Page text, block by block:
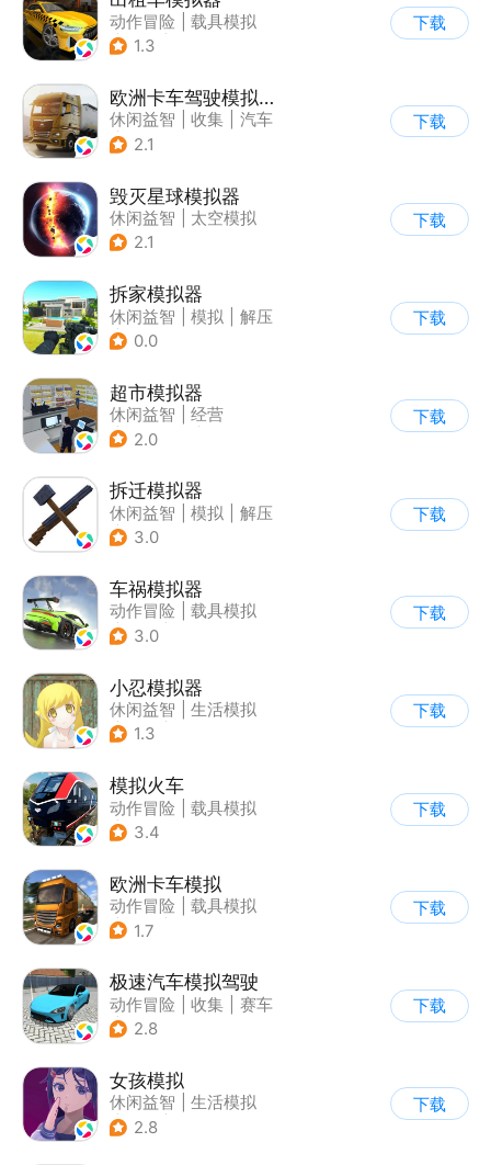
动作冒险
载具模拟
| 汽车
1.3
下载
欧洲卡车驾驶模拟器3
休闲益智 收集
汽车
| 写实
2.1
下载
毁灭星球模拟器
休闲益智
太空模拟
| 太空
2.1
下载
拆家模拟器
休闲益智 模拟
解压
| 写实
0.0
下载
超市模拟器
休闲益智
经营
| 文字游戏
2.0
下载
拆迁模拟器
休闲益智 模拟
解压
| 写实
3.0
下载
车祸模拟器
动作冒险
载具模拟
| 汽车
3.0
下载
小忍模拟器
休闲益智
生活模拟
| 恋爱
1.3
下载
模拟火车
动作冒险
载具模拟
| 写实
3.4
下载
欧洲卡车模拟
动作冒险
载具模拟
| 汽车
1.7
下载
极速汽车模拟驾驶
动作冒险 收集
赛车
| 漂移
2.8
下载
女孩模拟
休闲益智
生活模拟
| 校园
2.8
下载